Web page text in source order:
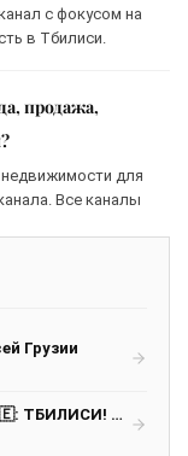
с фокусом на
в Тбилиси.
продажа,
для
Все каналы
Грузии
🇬🇪: НЕДВИЖИМОСТЬ ГРУЗИИ🇬🇪: ТБИЛИСИ! КУТАИСИ! БАТУМИ! Rent.ge